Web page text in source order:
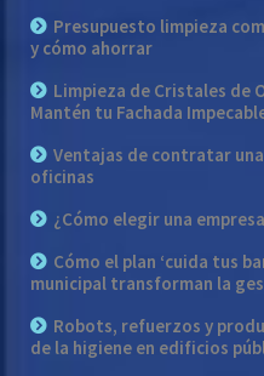
Presupuesto limpieza
y cómo ahorrar
Limpieza de Cristales de
Mantén tu Fachada
Ventajas de contratar
oficinas
¿Cómo elegir una
Cómo el plan ‘cuida tus
municipal transforman la
Robots, refuerzos y
de la higiene en edificios